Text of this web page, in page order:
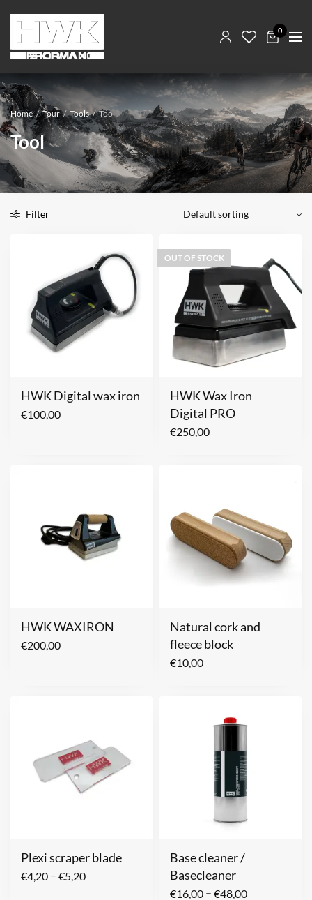
0
Home / Tour / Tools / Tool
Tool
Filter
HWK Digital wax iron
€100,00
OUT OF STOCK
HWK Wax Iron
Digital PRO
€250,00
HWK WAXIRON
€200,00
Natural cork and
fleece block
€10,00
Plexi scraper blade
€4,20 – €5,20
Base cleaner /
Basecleaner
€16,00 – €48,00